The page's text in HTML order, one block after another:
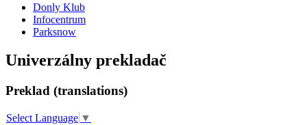
Donly Klub
Infocentrum
Parksnow
Univerzálny prekladač
Preklad (translations)
Select Language ▼